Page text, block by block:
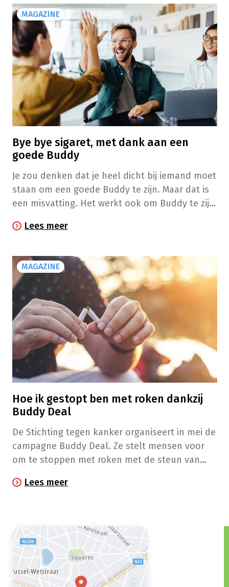
Hart’. Aan de hand van 10 vragen, waaronder de
vier hierboven genoemde, kan je zelf je
hartleeftijd berekenen op liguecardioliga.be.
MAGAZINE
Bye bye sigaret, met dank aan een
goede Buddy
Je zou denken dat je heel dicht bij iemand moet
staan om een goede Buddy te zijn. Maar dat is
een misvatting. Het werkt ook om Buddy te zijn
kent. En het is een win-winsituatie want de
smeedt, zijn van onschatbare waarde. Maar wat
houdt het juist in om een goede Buddy zijn?
Een getuigenis.
Lees meer
MAGAZINE
Hoe ik gestopt ben met roken dankzij
Buddy Deal
De Stichting tegen kanker organiseert in mei de
campagne Buddy Deal. Ze stelt mensen voor
om te stoppen met roken met de steun van
schreef Sebastiaan zich met zijn Buddy Clara. In
Lees meer